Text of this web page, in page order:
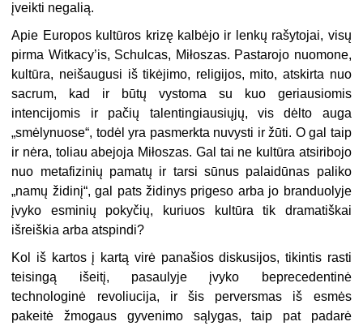
įveikti negalią.
Apie Europos kultūros krizę kalbėjo ir lenkų rašytojai, visų
pirma Witkacy’is, Schulcas, Miłoszas. Pastarojo nuomone,
kultūra, neišaugusi iš tikėjimo, religijos, mito, atskirta nuo
sacrum, kad ir būtų vystoma su kuo geriausiomis
intencijomis ir pačių talentingiausiųjų, vis dėlto auga
„smėlynuose“, todėl yra pasmerkta nuvysti ir žūti. O gal taip
ir nėra, toliau abejoja Miłoszas. Gal tai ne kultūra atsiribojo
nuo metafizinių pamatų ir tarsi sūnus palaidūnas paliko
„namų židinį“, gal pats židinys prigeso arba jo branduolyje
įvyko esminių pokyčių, kuriuos kultūra tik dramatiškai
išreiškia arba atspindi?
Kol iš kartos į kartą virė panašios diskusijos, tikintis rasti
teisingą išeitį, pasaulyje įvyko beprecedentinė
technologinė revoliucija, ir šis perversmas iš esmės
pakeitė žmogaus gyvenimo sąlygas, taip pat padarė